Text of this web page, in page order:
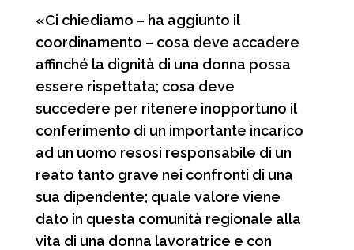
«Ci chiediamo – ha aggiunto il
coordinamento – cosa deve accadere
affinché la dignità di una donna possa
essere rispettata; cosa deve
succedere per ritenere inopportuno il
conferimento di un importante incarico
ad un uomo resosi responsabile di un
reato tanto grave nei confronti di una
sua dipendente; quale valore viene
dato in questa comunità regionale alla
vita di una donna lavoratrice e con